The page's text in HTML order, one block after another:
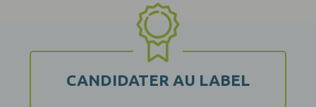
CANDIDATER AU LABEL